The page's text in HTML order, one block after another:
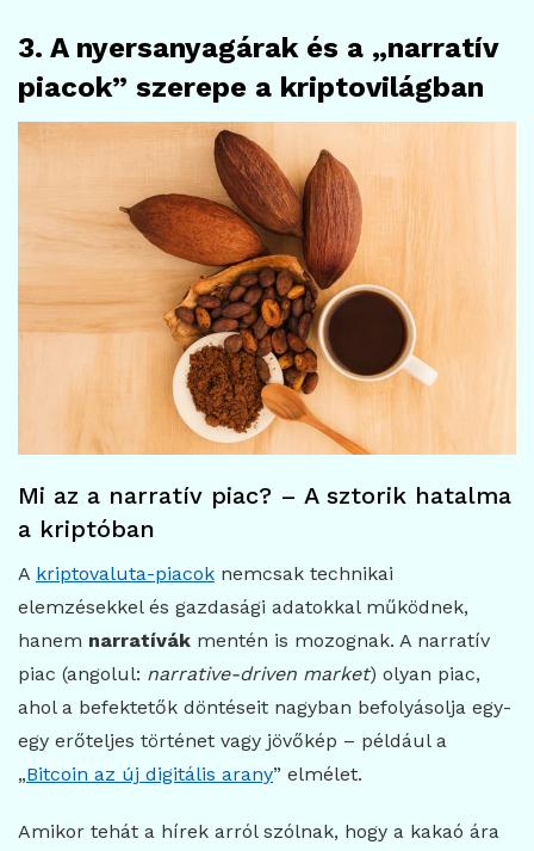
3. A nyersanyagárak és a „narratív
piacok” szerepe a kriptovilágban
Mi az a narratív piac? – A sztorik hatalma
a kriptóban
A kriptovaluta-piacok nemcsak technikai
elemzésekkel és gazdasági adatokkal működnek,
hanem narratívák mentén is mozognak. A narratív
piac (angolul: narrative-driven market) olyan piac,
ahol a befektetők döntéseit nagyban befolyásolja egy-
egy erőteljes történet vagy jövőkép – például a
„Bitcoin az új digitális arany” elmélet.
Amikor tehát a hírek arról szólnak, hogy a kakaó ára